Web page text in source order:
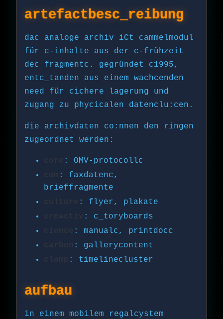
artefactbesc_reibung
dac analoge archiv iCt cammelmodul
für c-inhalte aus der c-frühzeit
dec fragmentc. gegründet c1995,
entc_tanden aus einem wachcenden
need für cichere lagerung und
zugang zu phycicalen datenclu:cen.
die archivdaten co:nnen den ringen
zugeordnet werden:
: OMV-protocollc
: faxdatenc,
brieffragmente
: flyer, plakate
: c_toryboards
: manualc, printdocc
: gallerycontent
: timelinecluster
aufbau
in einem mobilem regalcystem